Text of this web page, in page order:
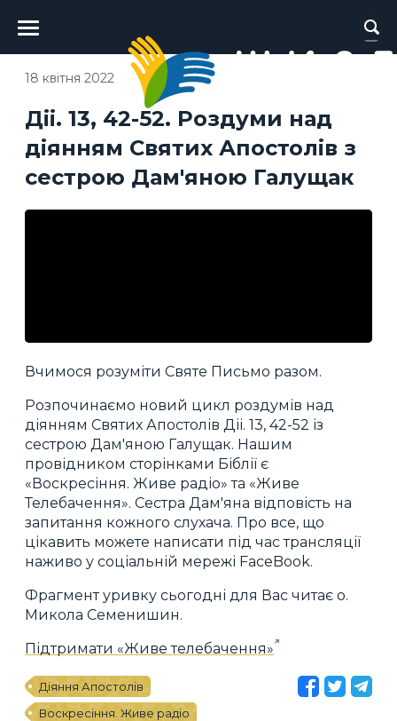
Головне
меню
Діі. 13, 42-52. Роздуми над
діянням Святих Апостолів з
сестрою Дам'яною Галущак
18 квітня 2022
Вчимося розуміти Святе Письмо разом.
Розпочинаємо новий цикл роздумів над
діянням Святих Апостолів Діі. 13, 42-52 із
сестрою Дам'яною Галущак. Нашим
провідником сторінками Біблії є
«Воскресіння. Живе радіо» та «Живе
Телебачення». Сестра Дам'яна відповість на
запитання кожного слухача. Про все, що
цікавить можете написати під час трансляції
наживо у соціальній мережі FaceBook.
Фрагмент уривку сьогодні для Вас читає о.
Микола Семенишин.
Підтримати «Живе телебачення»
Діяння Апостолів
Воскресіння. Живе радіо